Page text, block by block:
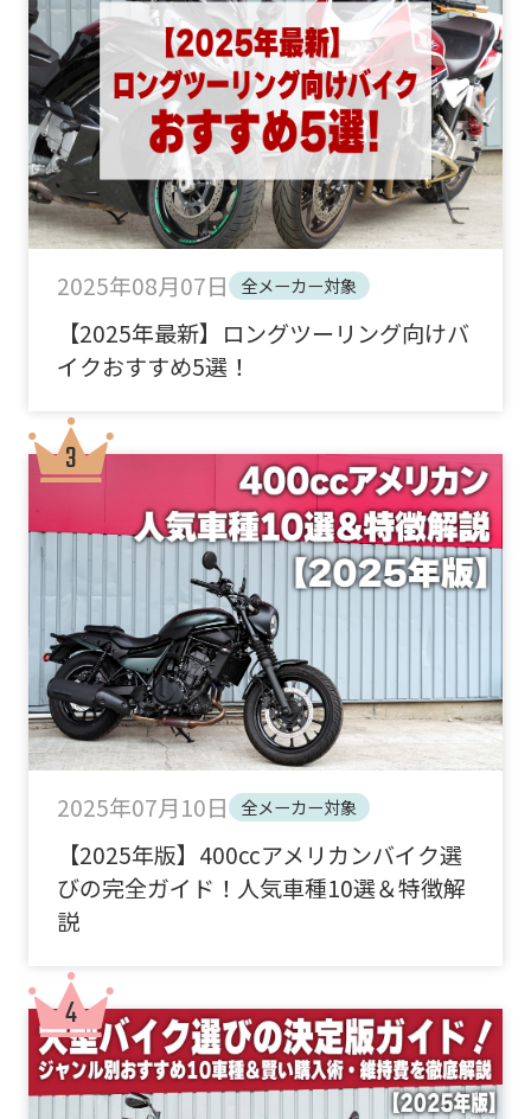
2025年08月07日 全メーカー対象
【2025年最新】ロングツーリング向けバ
イクおすすめ5選！
2025年07月10日 全メーカー対象
【2025年版】400ccアメリカンバイク選
びの完全ガイド！人気車種10選＆特徴解
説